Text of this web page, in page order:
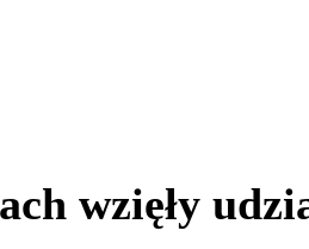
wzięły